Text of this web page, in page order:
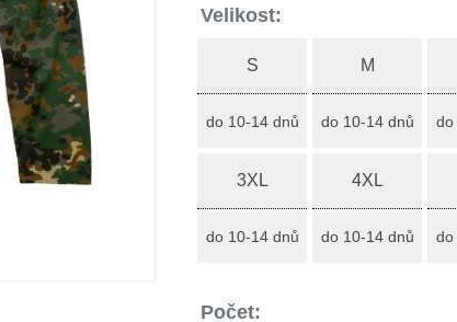
Velikost:
S
do 10-14 dnů
M
do 10-14 dnů do
3XL
do 10-14 dnů
4XL
do 10-14 dnů do
Počet: